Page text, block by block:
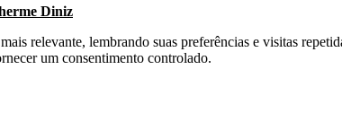
Diniz
relevante, lembrando suas preferências e visitas
um consentimento controlado.